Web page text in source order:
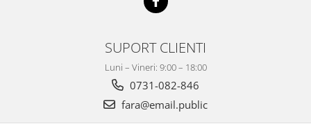
Tehnologie Educationala
Kit Robotic Educational
Software Educational
Mobilier Invatamant
SUPORT CLIENTI
Luni – Vineri: 9:00 – 18:00
0731-082-846
fara@email.public